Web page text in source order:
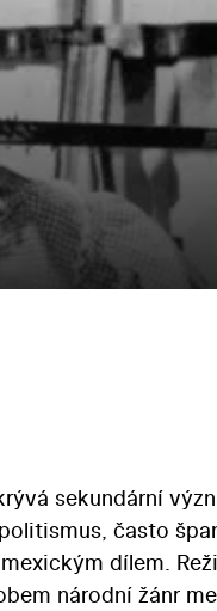
sekundární
často
dílem.
národní žánr